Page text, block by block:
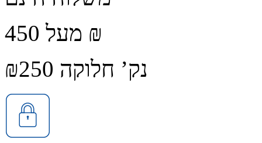
מעל 450 ₪
נק’ חלוקה ₪250